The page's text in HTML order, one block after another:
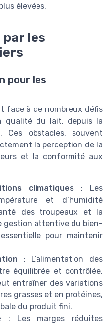
élevées.
les
pour les
face à de nombreux défis
qualité du lait, depuis la
Ces obstacles, souvent
la perception de la
et la conformité aux
climatiques : Les
et d’humidité
des troupeaux et la
gestion attentive du bien-
pour maintenir
: L’alimentation des
équilibrée et contrôlée.
entraîner des variations
grasses et en protéines,
du produit fini.
: Les marges réduites